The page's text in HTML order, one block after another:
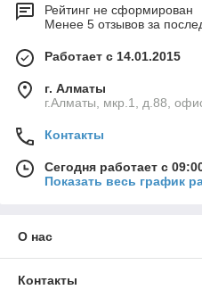
Рейтинг не сформирован
Менее 5 отзывов за
Работает с 14.01.2015
г. Алматы
г.Алматы, мкр.1, д.88,
Контакты
Сегодня работает с
Показать весь график
О нас
Контакты